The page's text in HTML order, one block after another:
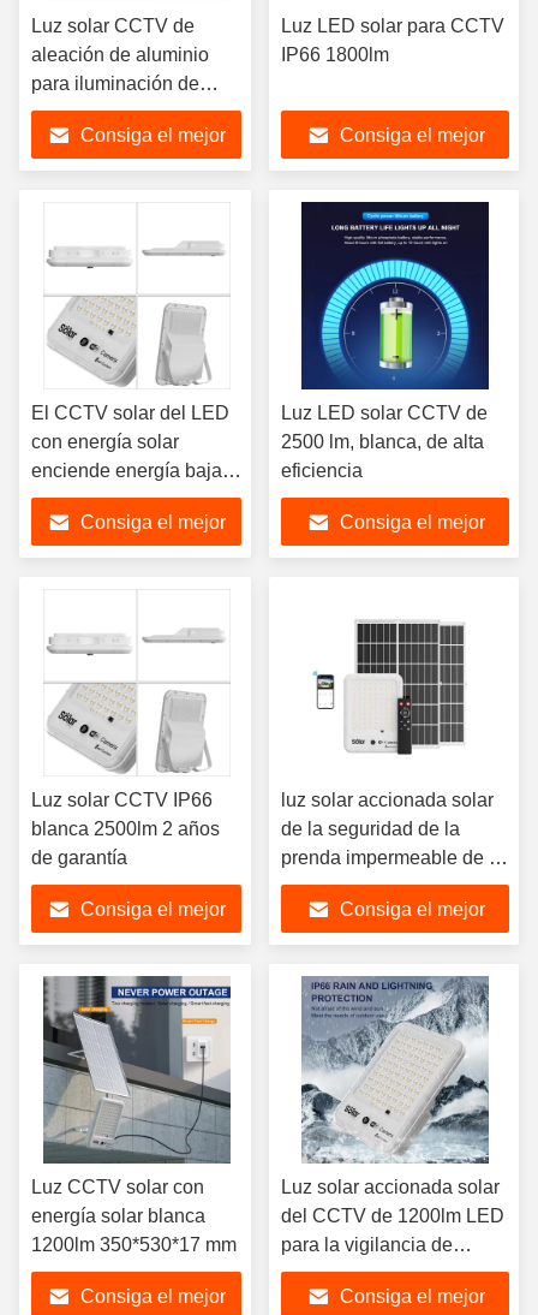
Luz solar CCTV de
aleación de aluminio
para iluminación de
seguridad al aire libre
Consiga el mejor
Luz LED solar para CCTV
IP66 1800lm
Consiga el mejor
El CCTV solar del LED
con energía solar
enciende energía baja
durable
Consiga el mejor
Luz LED solar CCTV de
2500 lm, blanca, de alta
eficiencia
Consiga el mejor
Luz solar CCTV IP66
blanca 2500lm 2 años
de garantía
Consiga el mejor
luz solar accionada solar
de la seguridad de la
prenda impermeable de la
luz IP66 del CCTV 5.2kg
Consiga el mejor
Luz CCTV solar con
energía solar blanca
1200lm 350*530*17 mm
Consiga el mejor
Luz solar accionada solar
del CCTV de 1200lm LED
para la vigilancia de
seguridad
Consiga el mejor